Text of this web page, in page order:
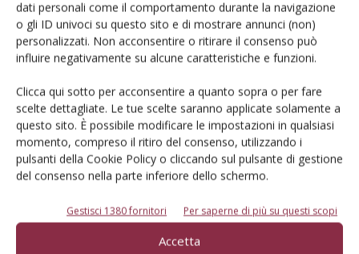
dati personali come il comportamento durante la navigazione
o gli ID univoci su questo sito e di mostrare annunci (non)
personalizzati. Non acconsentire o ritirare il consenso può
influire negativamente su alcune caratteristiche e funzioni.
Clicca qui sotto per acconsentire a quanto sopra o per fare
scelte dettagliate. Le tue scelte saranno applicate solamente a
questo sito. È possibile modificare le impostazioni in qualsiasi
momento, compreso il ritiro del consenso, utilizzando i
pulsanti della Cookie Policy o cliccando sul pulsante di gestione
del consenso nella parte inferiore dello schermo.
Gestisci 1380 fornitori Per saperne di più su questi scopi
Accetta
I consigli di Terra e Vita agli agricoltori
Cerca adesso